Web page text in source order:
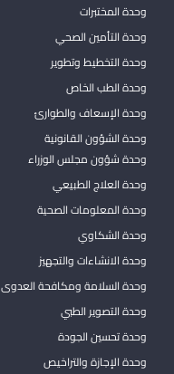
وحدة المختبرات
وحدة التأمين الصحي
وحدة التخطيط وتطوير
وحدة الطب الخاص
وحدة الإسعاف والطوارئ
وحدة الشؤون القانونية
وحدة شؤون مجلس الوزراء
وحدة العلاج الطبيعي
وحدة المعلومات الصحية
وحدة الشكاوي
وحدة الانشاءات والتجهيز
وحدة السلامة ومكافحة العدوى
وحدة التصوير الطبي
وحدة تحسين الجودة
وحدة الإجازة والتراخيص